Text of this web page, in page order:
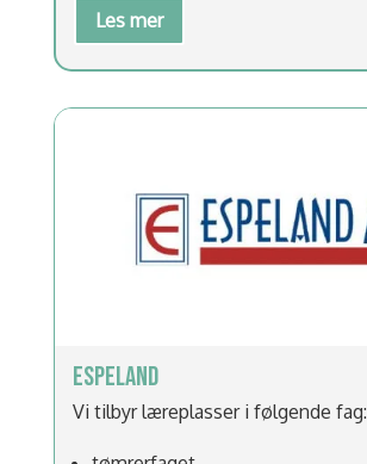
Les mer
ESPELAND
Vi tilbyr læreplasser i følgende fag: